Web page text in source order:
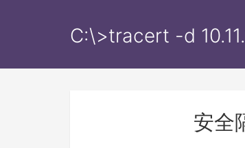
C:\>tracert -d
安全